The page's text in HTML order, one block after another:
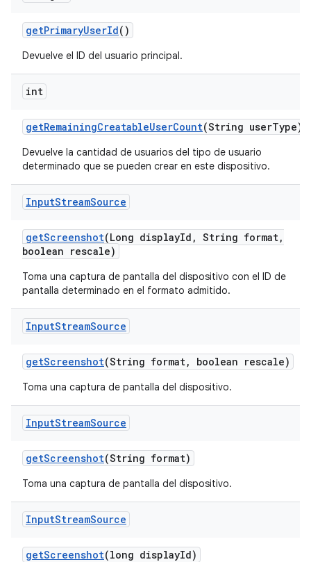
getPrimaryUserId()
Devuelve el ID del usuario principal.
int
getRemainingCreatableUserCount(String userType)
Devuelve la cantidad de usuarios del tipo de usuario
determinado que se pueden crear en este dispositivo.
InputStreamSource
getScreenshot(Long displayId , String format,
boolean rescale)
Toma una captura de pantalla del dispositivo con el ID de
pantalla determinado en el formato admitido.
InputStreamSource
getScreenshot(String format, boolean rescale)
Toma una captura de pantalla del dispositivo.
InputStreamSource
getScreenshot(String format)
Toma una captura de pantalla del dispositivo.
InputStreamSource
getScreenshot(long displayId)